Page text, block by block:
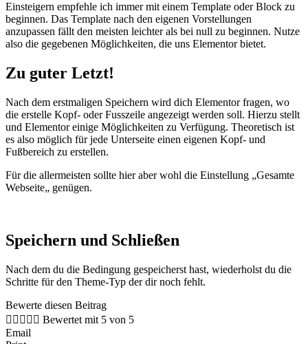
Einsteigern empfehle ich immer mit einem Template oder Block zu
beginnen. Das Template nach den eigenen Vorstellungen
anzupassen fällt den meisten leichter als bei null zu beginnen. Nutze
also die gegebenen Möglichkeiten, die uns Elementorbietet.
Zu guter Letzt!
Nach dem erstmaligen Speichern wird dich Elementorfragen, wo
die erstelle Kopf- oderFusszeile angezeigt werden soll. Hierzu stellt
und Elementoreinige Möglichkeiten zu Verfügung. Theoretisch ist
es also möglich für jede Unterseite einen eigenen Kopf- und
Fußbereich zu erstellen.
Für die allermeisten sollte hier aber wohl die Einstellung „Gesamte
Webseite„ genügen.
Speichern und Schließen
Nach dem du die Bedingung gespeicherst hast, wiederholst du die
Schritte für den Theme-Typ der dir noch fehlt.
Bewerte diesen Beitrag
     Bewertet mit 5 von 5
Email